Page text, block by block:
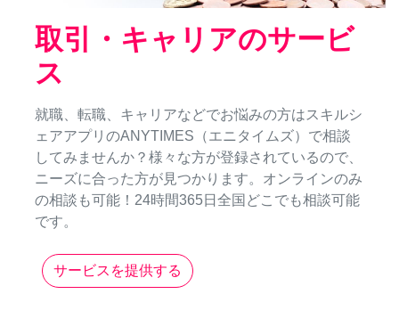
取引・キャリアのサービ
ス
就職、転職、キャリアなどでお悩みの方はスキルシ
ェアアプリのANYTIMES（エニタイムズ）で相談
してみませんか？様々な方が登録されているので、
ニーズに合った方が見つかります。オンラインのみ
の相談も可能！24時間365日全国どこでも相談可能
です。
サービスを提供する